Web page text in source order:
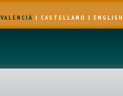
VALENCIÀ | CASTELLANO | ENGLISH